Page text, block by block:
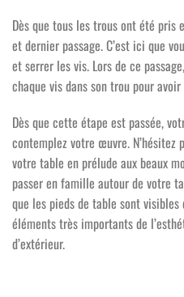
Dès que tous les trous ont été pris
et dernier passage. C’est ici que
et serrer les vis. Lors de ce
chaque vis dans son trou pour
Dès que cette étape est passée,
contemplez votre œuvre. N’hésitez
votre table en prélude aux beaux
passer en famille autour de votre
que les pieds de table sont
éléments très importants de
d’extérieur.